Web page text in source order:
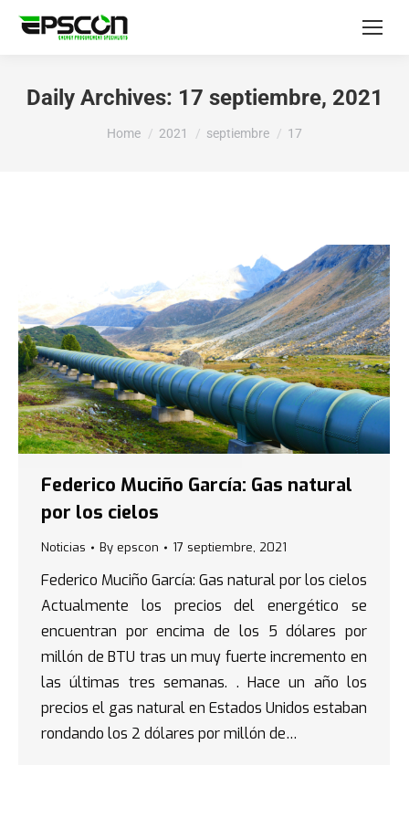
Daily Archives: 17 septiembre, 2021
You are here:
Home 2021 septiembre 17
Federico Muciño García: Gas natural
por los cielos
Noticias By epscon 17 septiembre, 2021
Federico Muciño García: Gas natural por los cielos
Actualmente los precios del energético se
encuentran por encima de los 5 dólares por
millón de BTU tras un muy fuerte incremento en
las últimas tres semanas. . Hace un año los
precios el gas natural en Estados Unidos estaban
rondando los 2 dólares por millón de…